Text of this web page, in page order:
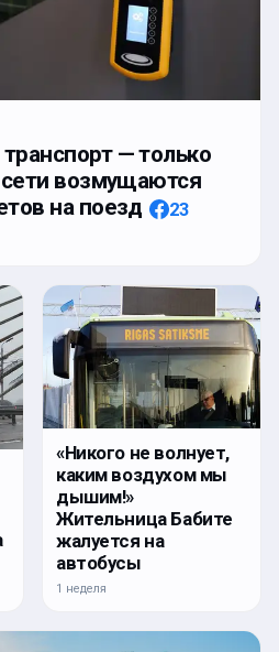
— только
возмущаются
на поезд
23
«Никого не волнует,
каким воздухом мы
дышим!»
Жительница Бабите
жалуется на
автобусы
1 неделя